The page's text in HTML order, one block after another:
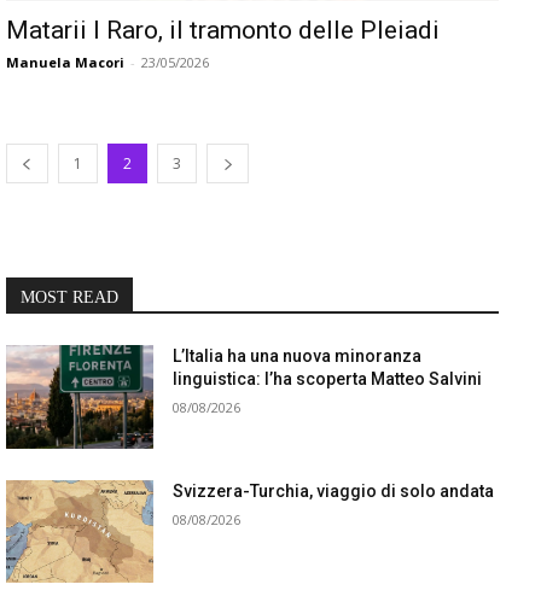
Matarii I Raro, il tramonto delle Pleiadi
Manuela Macori - 23/05/2026
1 2 3
MOST READ
L’Italia ha una nuova minoranza
linguistica: l’ha scoperta Matteo Salvini
08/08/2026
Svizzera-Turchia, viaggio di solo andata
08/08/2026